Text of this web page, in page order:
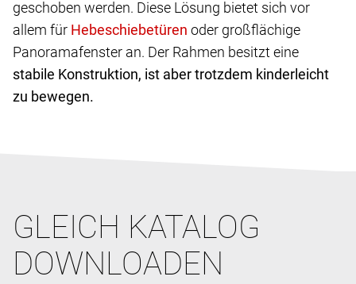
geschoben werden. Diese Lösung bietet sich vor
allem für
oder großflächige
Panoramafenster an. Der Rahmen besitzt eine
stabile Konstruktion, ist aber trotzdem kinderleicht
zu bewegen.
GLEICH KATALOG
DOWNLOADEN